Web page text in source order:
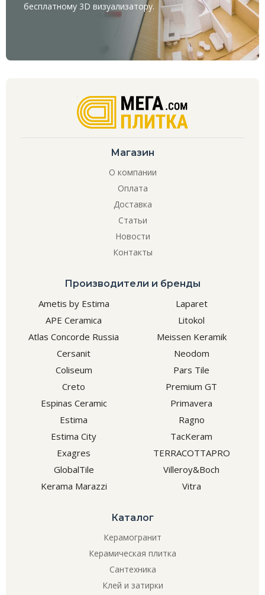
бесплатному 3D визуализатору.
Магазин
О компании
Оплата
Доставка
Статьи
Новости
Контакты
Производители и бренды
Ametis by Estima
APE Ceramica
Atlas Concorde Russia
Cersanit
Coliseum
Creto
Espinas Ceramic
Estima
Estima City
Exagres
GlobalTile
Kerama Marazzi
Laparet
Litokol
Meissen Keramik
Neodom
Pars Tile
Premium GT
Primavera
Ragno
TacKeram
TERRACOTTAPRO
Villeroy&Boch
Vitra
Каталог
Керамогранит
Керамическая плитка
Сантехника
Клей и затирки